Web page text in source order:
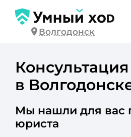
Волгодонск
в
Мы нашли для вас
юриста